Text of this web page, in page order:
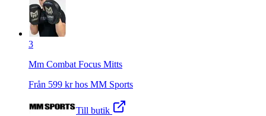
3
Mm Combat Focus Mitts
Från 599 kr hos MM Sports
Till butik